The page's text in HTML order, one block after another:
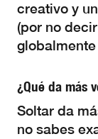
creativo y
(por no
¿Qué da más
Soltar da
no sabes